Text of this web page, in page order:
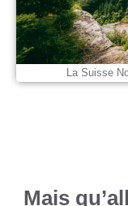
La Suisse
Mais